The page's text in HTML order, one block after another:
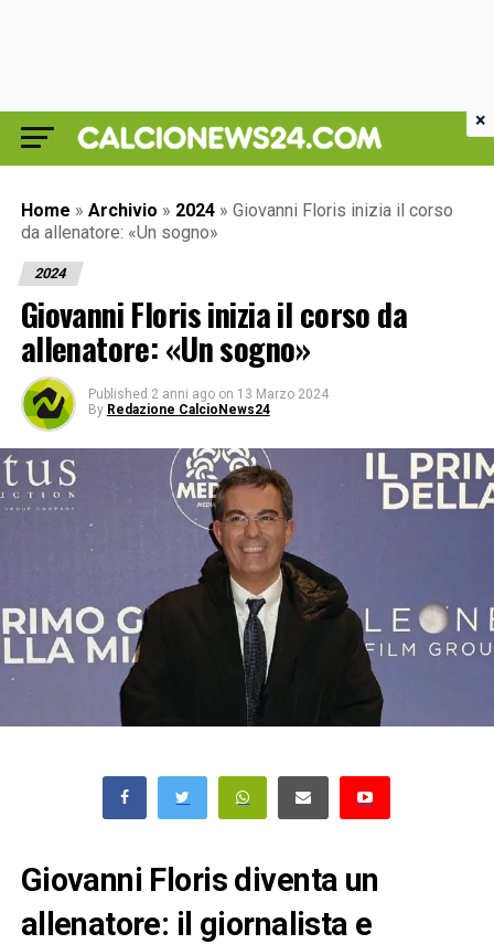
Home » Archivio » 2024 » Giovanni Floris inizia il corso
da allenatore: «Un sogno»
2024
Giovanni Floris inizia il corso da
allenatore: «Un sogno»
Published 2 anni ago on 13 Marzo 2024
By Redazione CalcioNews24
Giovanni Floris diventa un
allenatore: il giornalista e
×